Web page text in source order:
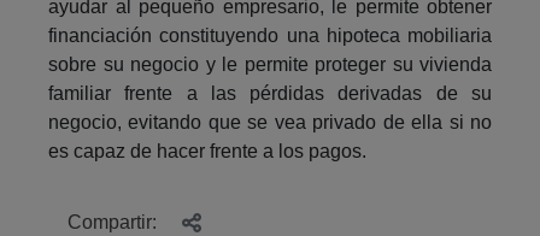
ayudar al pequeño empresario, le permite obtener
financiación constituyendo una hipoteca mobiliaria
sobre su negocio y le permite proteger su vivienda
familiar frente a las pérdidas derivadas de su
negocio, evitando que se vea privado de ella si no
es capaz de hacer frente a los pagos.
Compartir: